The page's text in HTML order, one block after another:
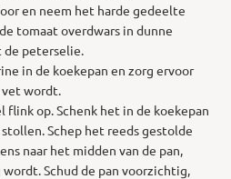
en neem het harde gedeelte
tomaat overdwars in dunne
de peterselie.
in de koekepan en zorg ervoor
vet wordt.
op. Schenk het in de koekepan
Schep het reeds gestolde
naar het midden van de pan,
Schud de pan voorzichtig,